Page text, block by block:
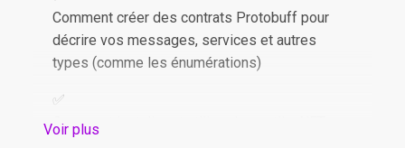
Comment créer des contrats Protobuff pour
décrire vos messages, services et autres
types (comme les énumérations)
Comment installer et utiliser les outils .NET
Voir plus